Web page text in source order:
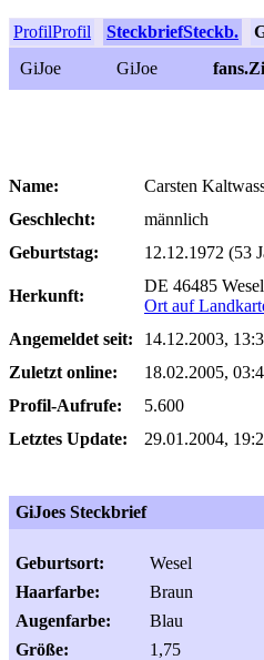
ProfilProfil SteckbriefSteckb.
GiJoe
GiJoe
Name:
Carsten
Geschlecht:
männlich
Geburtstag:
12.12.1972 (53
Herkunft:
DE 46485
Ort auf
Angemeldet seit:
14.12.2003,
Zuletzt online:
18.02.2005,
Profil-Aufrufe:
5.600
Letztes Update:
29.01.2004,
GiJoes Steckbrief
Geburtsort:
Wesel
Haarfarbe:
Braun
Augenfarbe:
Blau
Größe:
1,75